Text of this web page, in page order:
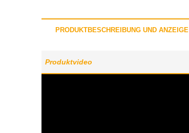
PRODUKTBESCHREIBUNG UND ANZEIGE
Produktvideo